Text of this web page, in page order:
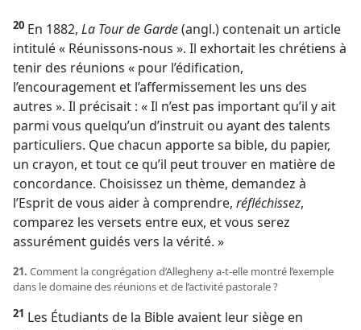
20 En 1882, La Tour de Garde(angl.) contenait un article
intitulé « Réunissons-​nous ». Il exhortait les chrétiens à
tenir des réunions « pour l’édification,
l’encouragement et l’affermissement les uns des
autres ». Il précisait : « Il n’est pas important qu’il y ait
parmi vous quelqu’un d’instruit ou ayant des talents
particuliers. Que chacun apporte sa bible, du papier,
un crayon, et tout ce qu’il peut trouver en matière de
concordance. Choisissez un thème, demandez à
l’Esprit de vous aider à comprendre, réfléchissez,
comparez les versets entre eux, et vous serez
assurément guidés vers la vérité. »
21. Comment la congrégation d’Allegheny a-​t-​elle montré l’exemple
dans le domaine des réunions et de l’activité pastorale ?
21 Les Étudiants de la Bible avaient leur siège en